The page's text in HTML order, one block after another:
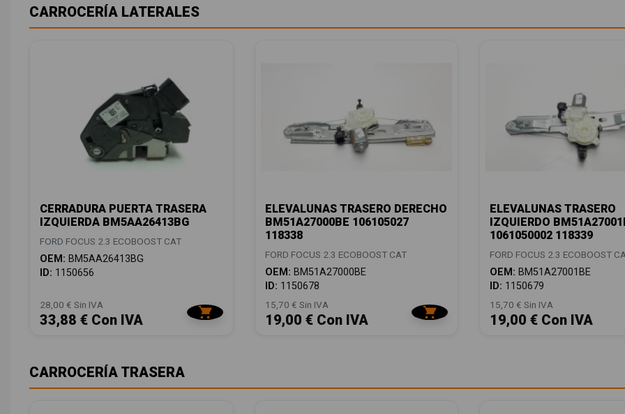
CARROCERÍA LATERALES
CERRADURA PUERTA TRASERA
IZQUIERDA BM5AA26413BG
FORD FOCUS 2.3 ECOBOOST CAT
OEM: BM5AA26413BG
ID: 1150656
28,00 € Sin IVA
33,88 € Con IVA
ELEVALUNAS TRASERO DERECHO
BM51A27000BE 106105027
118338
FORD FOCUS 2.3 ECOBOOST CAT
OEM: BM51A27000BE
ID: 1150678
15,70 € Sin IVA
19,00 € Con IVA
ELEVALUNAS TRASERO
IZQUIERDO
1061050002 118339
FORD FOCUS 2.3 ECOBOOST
OEM: BM51A27001BE
ID: 1150679
15,70 € Sin IVA
19,00 € Con IVA
CARROCERÍA TRASERA